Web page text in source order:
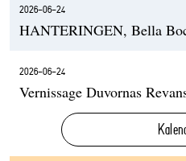
2026-06-24
HANTERINGEN, Bella
2026-06-24
Vernissage Duvornas